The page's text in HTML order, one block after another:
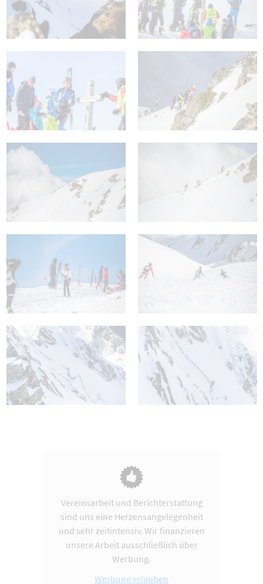
Vereinsarbeit und Berichterstattung
sind uns eine Herzensangelegenheit
und sehr zeitintensiv. Wir finanzieren
unsere Arbeit ausschließlich über
Werbung.
Werbung erlauben